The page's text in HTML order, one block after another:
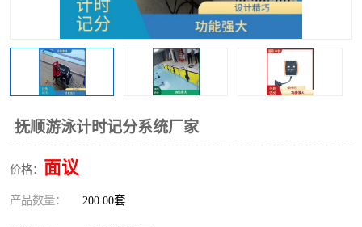
抚顺游泳计时记分系统厂家
价格： 面议
产品数量： 200.00套